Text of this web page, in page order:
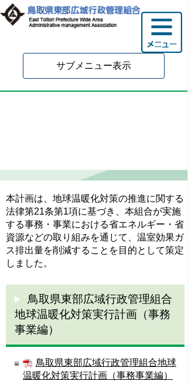
サブメニュー表示
本計画は、地球温暖化対策の推進に関する
法律第21条第1項に基づき、本組合が実施
する事務・事業における省エネルギー・省
資源などの取り組みを通じて、温室効果ガ
ス排出量を削減することを目的として策定
しました。
鳥取県東部広域行政管理組合
地球温暖化対策実行計画（事務
事業編）
鳥取県東部広域行政管理組合地球
温暖化対策実行計画（事務事業編）